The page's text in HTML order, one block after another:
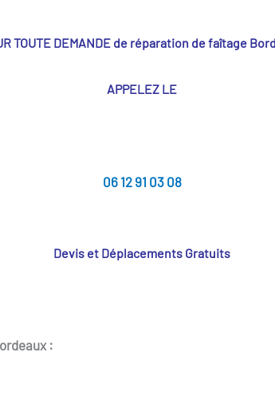
TOUTE DEMANDE de réparation de faîtage
APPELEZ LE
06 12 91 03 08
Devis et Déplacements Gratuits
: